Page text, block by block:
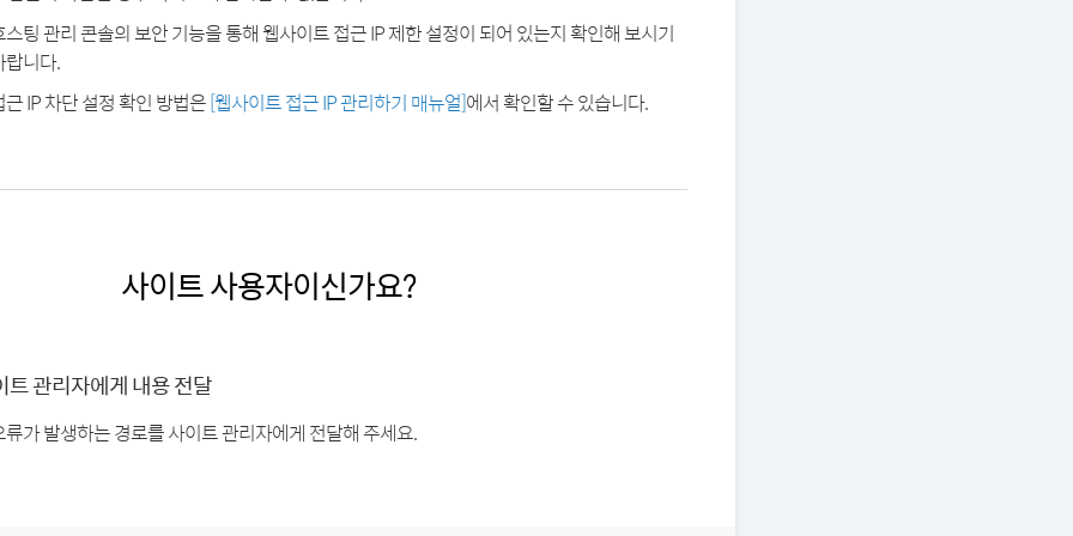
스팅 관리 콘솔의 보안 기능을 통해 웹사이트 접근 IP 제한 설정이 되어 있는지 확인해 보시기
랍니다.
근 IP 차단 설정 확인 방법은[웹사이트 접근 IP 관리하기 매뉴얼]에서 확인할 수 있습니다.
사이트 사용자이신가요?
트 관리자에게 내용 전달
류가 발생하는 경로를 사이트 관리자에게 전달해 주세요.